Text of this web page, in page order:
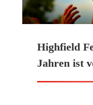
Highfield
Jahren ist